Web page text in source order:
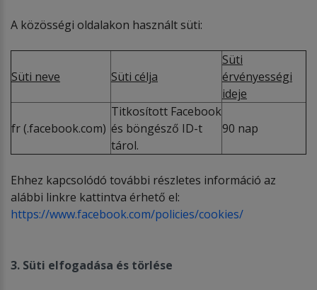
A közösségi oldalakon használt süti:
Süti neve Süti célja
Süti
érvényességi
ideje
fr (.facebook.com)
Titkosított Facebook
és böngésző ID-t
tárol.
90 nap
Ehhez kapcsolódó további részletes információ az
alábbi linkre kattintva érhető el:
https://www.facebook.com/policies/cookies/
3. Süti elfogadása és törlése